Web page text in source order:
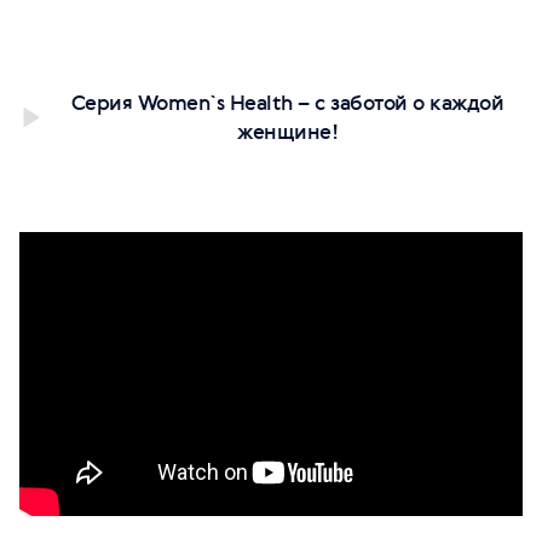
Серия Women`s Health – с заботой о каждой
женщине!